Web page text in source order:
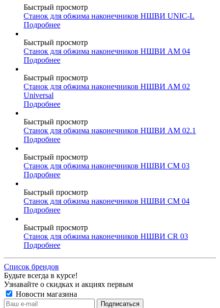
Быстрый просмотр
Станок для обжима наконечников НШВИ UNIC-L
Подробнее
Быстрый просмотр
Станок для обжима наконечников НШВИ AM 04
Подробнее
Быстрый просмотр
Станок для обжима наконечников НШВИ AM 02
Universal
Подробнее
Быстрый просмотр
Станок для обжима наконечников НШВИ AM 02.1
Подробнее
Быстрый просмотр
Станок для обжима наконечников НШВИ CM 03
Подробнее
Быстрый просмотр
Станок для обжима наконечников НШВИ CM 04
Подробнее
Быстрый просмотр
Станок для обжима наконечников НШВИ CR 03
Подробнее
Список брендов
Будьте всегда в курсе!
Узнавайте о скидках и акциях первым
Новости магазина